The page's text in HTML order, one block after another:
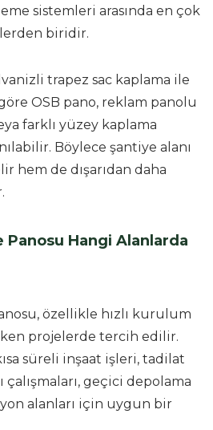
sistemleri arasında en çok
biridir.
trapez sac kaplama ile
OSB pano, reklam panolu
farklı yüzey kaplama
Böylece şantiye alanı
hem de dışarıdan daha
Panosu Hangi Alanlarda
özellikle hızlı kurulum
projelerde tercih edilir.
süreli inşaat işleri, tadilat
çalışmaları, geçici depolama
alanları için uygun bir